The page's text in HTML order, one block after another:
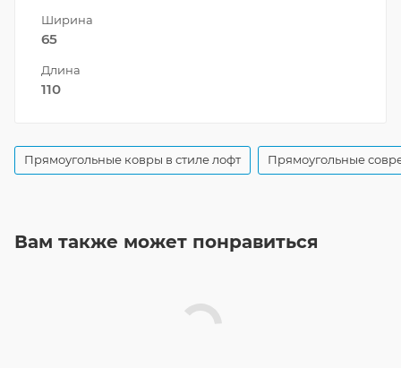
Ширина
65
Длина
110
Прямоугольные ковры в стиле лофт Прямоугольные
Вам также может понравиться